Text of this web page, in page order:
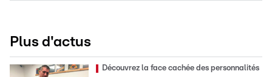
Plus d'actus
Découvrez la face cachée des personnalités